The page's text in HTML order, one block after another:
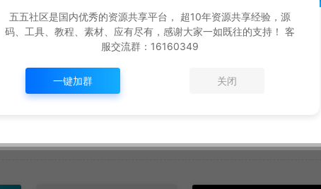
五五社区是国内优秀的资源共享平台， 超10年资源共享经验，源
码、工具、教程、素材、应有尽有，感谢大家一如既往的支持！ 客
服交流群：16160349
一键加群 关闭